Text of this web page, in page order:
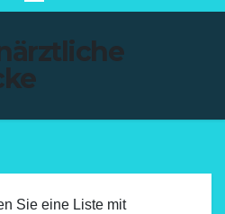
Sie eine Liste mit